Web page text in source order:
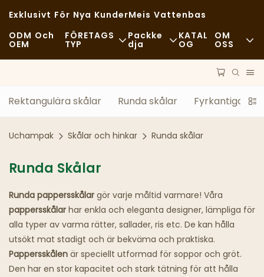
Exklusivt För Nya KunderMeis Vattenbas
ODM Och
OEM
FÖRETAGS
TYP
Tillfällig
Matvagnar
Bageri
Fet Sked
Packke
Dja
Transport
KATAL
OG
OM
OSS
Nyheter
Hållbarhet
Rektangulära skålar Runda skålar Fyrkantiga
Uchampak Skålar och hinkar Runda skålar
Runda Skålar
Runda pappersskålar gör varje måltid varmare! Våra
pappersskålar har enkla och eleganta designer, lämpliga för
alla typer av varma rätter, sallader, ris etc. De kan hålla
utsökt mat stadigt och är bekväma och praktiska.
Pappersskålen är speciellt utformad för soppor och gröt.
Den har en stor kapacitet och stark tätning för att hålla